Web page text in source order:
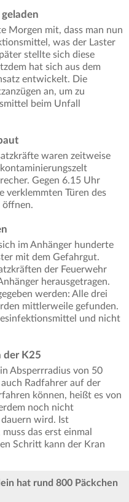
Morgen mit, dass man nun
was der Laster
stellte sich diese
hat sich aus dem
entwickelt. Die
an, um zu
beim Unfall
waren zeitweise
Gegen 6.15 Uhr
verklemmten Türen des
öffnen.
im Anhänger hunderte
mit dem Gefahrgut.
der Feuerwehr
herausgetragen.
werden: Alle drei
mittlerweile gefunden.
und nicht
der K25
Absperrradius von 50
Radfahrer auf der
können, heißt es von
noch nicht
dauern wird. Ist
das erst einmal
Schritt kann der Kran
hat rund 800 Päckchen